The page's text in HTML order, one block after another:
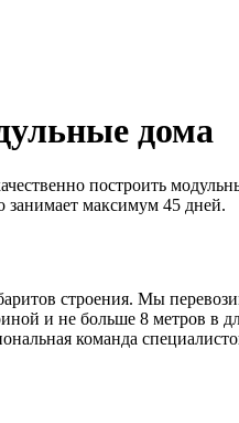
дома
построить
занимает максимум 45 дней.
строения. Мы
и не больше 8 метров в
команда